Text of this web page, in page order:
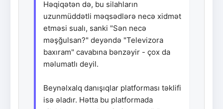
Həqiqətən də, bu silahların
uzunmüddətli məqsədlərə necə xidmət
etməsi sualı, sanki "Sən necə
məşğulsan?" deyəndə "Televizora
baxıram" cavabına bənzəyir - çox da
məlumatlı deyil.
Beynəlxalq danışıqlar platforması təklifi
isə əladır. Hətta bu platformada